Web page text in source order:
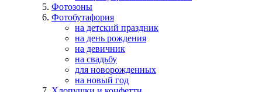
Фотозоны
Фотобутафория
на детский праздник
на день рождения
на девичник
на свадьбу
для новорожденных
на новый год